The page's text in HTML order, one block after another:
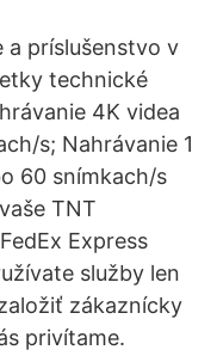
príslušenstvo v
technické
4K videa
s; Nahrávanie 1
60 snímkach/s
TNT
Express
služby len
zákaznícky
privítame.